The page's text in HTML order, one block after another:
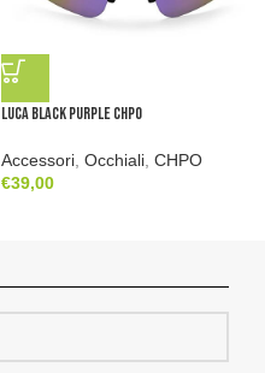
Luca Black Purple CHPO
Accessori, Occhiali, CHPO
€39,00